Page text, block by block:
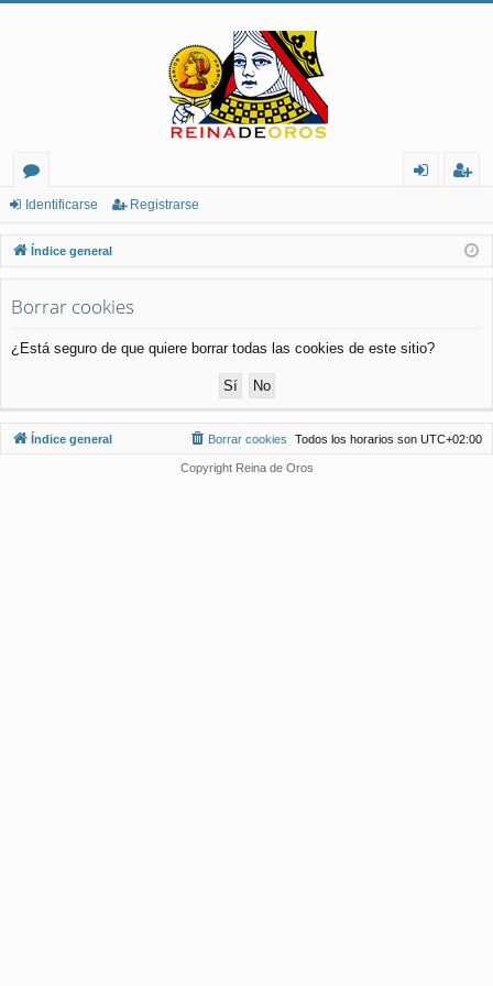
or
os
nt
ifi
rs
ist
ra
Identificarse Registrarse
Índice general
Borrar cookies
¿Está seguro de que quiere borrar todas las cookies de este sitio?
Índice general Todos los horarios son UTC+02:00
Borrar cookies
Copyright Reina de Oros